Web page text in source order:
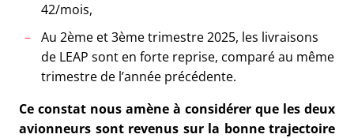
42/mois,
Au 2ème et 3ème trimestre 2025, les livraisons
de LEAP sont en forte reprise, comparé au même
trimestre de l’année précédente.
Ce constat nous amène à considérer que les deux
avionneurs sont revenus sur la bonne trajectoire